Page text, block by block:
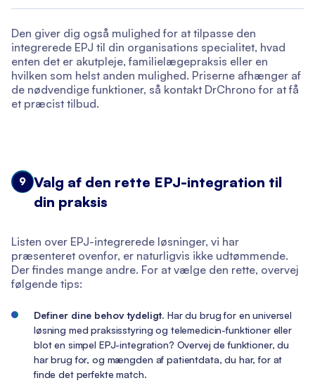
Den giver dig også mulighed for at tilpasse den
integrerede EPJ til din organisations specialitet, hvad
enten det er akutpleje, familielægepraksis eller en
hvilken som helst anden mulighed. Priserne afhænger af
de nødvendige funktioner, så kontakt DrChrono for at få
et præcist tilbud.
9 Valg af den rette EPJ-integration til
din praksis
Listen over EPJ-integrerede løsninger, vi har
præsenteret ovenfor, er naturligvis ikke udtømmende.
Der findes mange andre. For at vælge den rette, overvej
følgende tips:
Definer dine behov tydeligt. Har du brug for en universel
løsning med praksisstyring og telemedicin-funktioner eller
blot en simpel EPJ-integration? Overvej de funktioner, du
har brug for, og mængden af patientdata, du har, for at
finde det perfekte match.